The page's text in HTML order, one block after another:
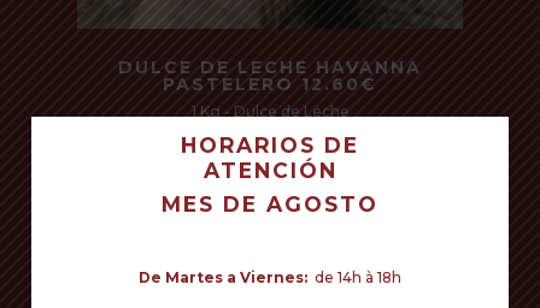
TU CARRITO ESTÁ VACÍO.
DULCE DE LECHE HAVANNA
PASTELERO 12.60€
1 Kg - Dulce de Leche
HORARIOS DE
ATENCIÓN
MES DE AGOSTO
De Martes a Viernes:de 14h à 18h